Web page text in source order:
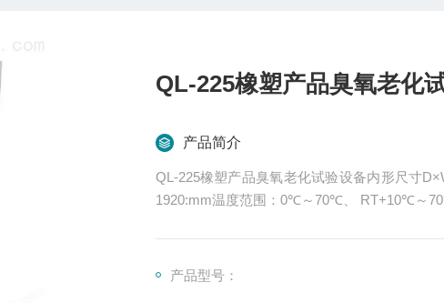
QL-225橡塑产品臭氧老化
产品简介
QL-225橡塑产品臭氧老化试验设备内形尺寸D×W×H 500×600×750:mm外形尺寸D×W×H
1920:mm温度范围
产品型号：